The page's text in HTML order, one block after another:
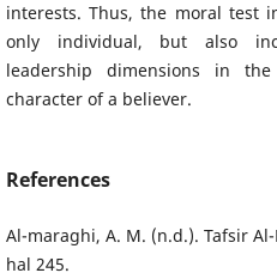
interests. Thus, the moral test
only individual, but also
leadership dimensions in
character of a believer.
References
Al-maraghi, A. M. (n.d.). Tafsir
hal 245.